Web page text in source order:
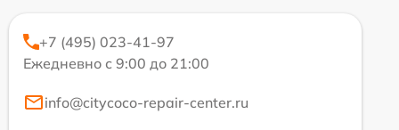
+7 (495) 023-41-97
Ежедневно с 9:00 до 21:00
info@citycoco-repair-center.ru